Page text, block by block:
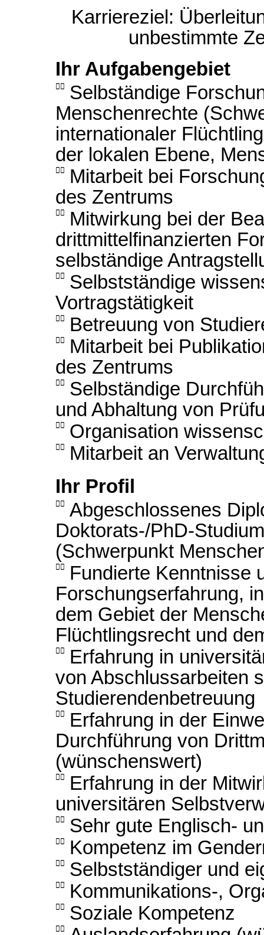
Karriereziel:
unbestimmte
Ihr Aufgabengebiet

Selbständige
Menschenrechte
internationaler
der lokalen Ebene,

Mitarbeit bei
des Zentrums

Mitwirkung bei der
drittmittelfinanzierten
selbständige

Selbstständige
Vortragstätigkeit
 Betreuung von

Mitarbeit bei
des Zentrums

Selbständige
und Abhaltung von
 Organisation

Mitarbeit an
Ihr Profil

Abgeschlossenes
Doktorats-/PhD-
(Schwerpunkt

Fundierte Kenntnisse
Forschungserfahrung,
dem Gebiet der
Flüchtlingsrecht und

Erfahrung in
von Abschlussarbeiten
Studierendenbetreuung

Erfahrung in der
Durchführung von
(wünschenswert)

Erfahrung in der
universitären
 Sehr gute Englisch-
 Kompetenz im
 Selbstständiger und
 Kommunikations-,
 Soziale Kompetenz
